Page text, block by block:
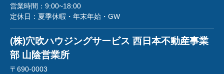
営業時間： 9:00~18:00
定休日： 夏季休暇・年末年始・GW
(株)穴吹ハウジングサービス 西日本不動産事業
部 山陰営業所
〒690-0003